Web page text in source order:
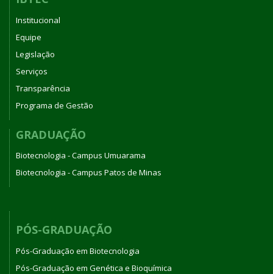
Institucional
Equipe
Legislação
Serviços
Transparência
Programa de Gestão
GRADUAÇÃO
Biotecnologia - Campus Umuarama
Biotecnologia - Campus Patos de Minas
PÓS-GRADUAÇÃO
Pós-Graduação em Biotecnologia
Pós-Graduação em Genética e Bioquímica